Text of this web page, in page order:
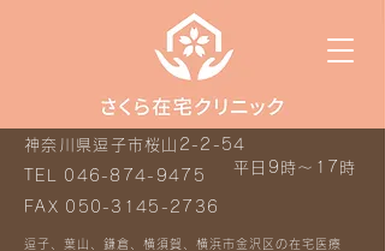
平日9時～17時
神奈川県逗子市桜山2-2-54
TEL 046-874-9475
FAX 050-3145-2736
逗子、葉山、鎌倉、横須賀、横浜市金沢区の在宅医療